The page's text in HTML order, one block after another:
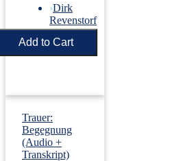
›Dirk
Revenstorf
Price: €5.50
Trauer:
Begegnung
(Audio +
Transkript)